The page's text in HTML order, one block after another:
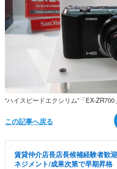
“ハイスピードエクシリム”「EX-ZR700」
この記事へ戻る
賃貸仲介店長店長候補経験者歓
ネジメント/成果次第で早期昇格